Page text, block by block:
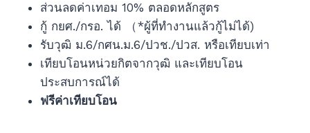
ส่วนลดค่าเทอม 10% ตลอดหลักสูตร
กู้ กยศ./กรอ. ได้ （*ผู้ที่ทำงานแล้วกู้ไม่ได้)
รับวุฒิ ม.6/กศน.ม.6/ปวช./ปวส. หรือเทียบเท่า
เทียบโอนหน่วยกิตจากวุฒิ และเทียบโอน
ประสบการณ์ได้
ฟรีค่าเทียบโอน